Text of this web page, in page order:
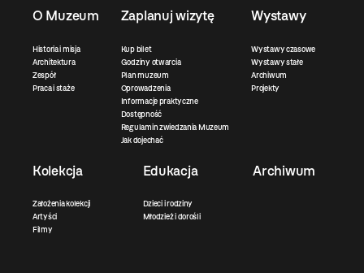
O Muzeum
Historia i misja
Architektura
Zespół
Praca i staże
Zaplanuj wizytę
Kup bilet
Godziny otwarcia
Plan muzeum
Oprowadzenia
Informacje praktyczne
Dostępność
Regulamin zwiedzania Muzeum
Jak dojechać
Wystawy
Wystawy czasowe
Wystawy stałe
Archiwum
Projekty
Kolekcja
Założenia kolekcji
Artyści
Filmy
Edukacja
Dzieci i rodziny
Młodzież i dorośli
Archiwum